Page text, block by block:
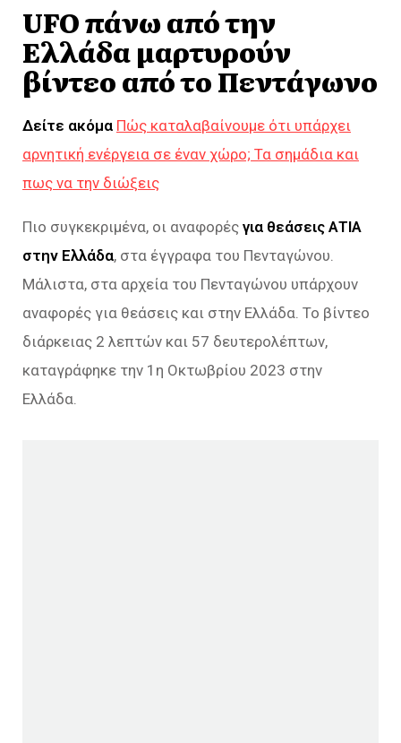
UFO πάνω από την
Ελλάδα μαρτυρούν
βίντεο από το Πεντάγωνο
Δείτε ακόμα Πώς καταλαβαίνουμε ότι υπάρχει
αρνητική ενέργεια σε έναν χώρο; Τα σημάδια και
πως να την διώξεις
Πιο συγκεκριμένα, οι αναφορές για θεάσεις ΑΤΙΑ
στην Ελλάδα, στα έγγραφα του Πενταγώνου.
Μάλιστα, στα αρχεία του Πενταγώνου υπάρχουν
αναφορές για θεάσεις και στην Ελλάδα. Το βίντεο
διάρκειας 2 λεπτών και 57 δευτερολέπτων,
καταγράφηκε την 1η Οκτωβρίου 2023 στην
Ελλάδα.